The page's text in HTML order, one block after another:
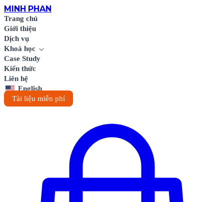
MINH PHAN
Trang chủ
Giới thiệu
Dịch vụ
Khoá học
Case Study
Kiến thức
Liên hệ
English
Tài liệu miễn phí